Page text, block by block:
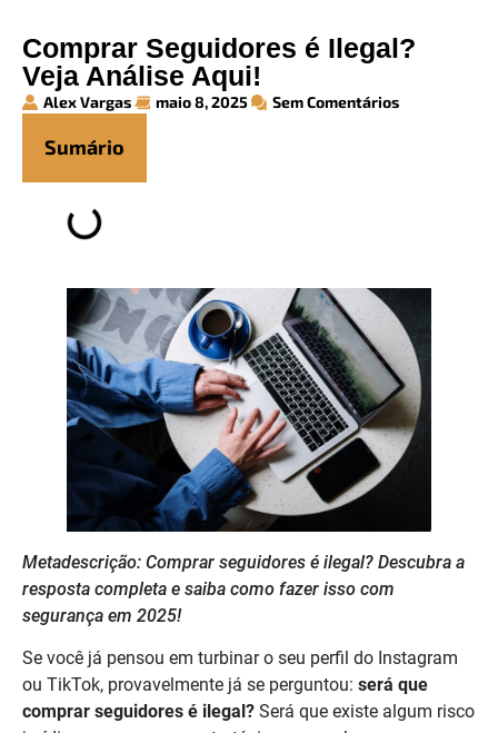
Comprar Seguidores é Ilegal?
Veja Análise Aqui!
Alex Vargas maio 8, 2025 Sem Comentários
Sumário
Metadescrição: Comprar seguidores é ilegal? Descubra a
resposta completa e saiba como fazer isso com
segurança em 2025!
Se você já pensou em turbinar o seu perfil do Instagram
ou TikTok, provavelmente já se perguntou: será que
comprar seguidores é ilegal? Será que existe algum risco